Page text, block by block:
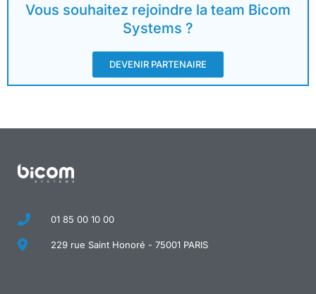
Vous souhaitez rejoindre la team Bicom
Systems ?
DEVENIR PARTENAIRE
01 85 00 10 00
229 rue Saint Honoré - 75001 PARIS